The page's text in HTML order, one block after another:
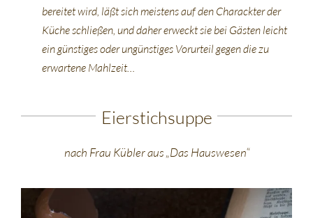
bereitet wird, läßt sich meistens auf den Charackter der
Küche schließen, und daher erweckt sie bei Gästen leicht
ein günstiges oder ungünstiges Vorurteil gegen die zu
erwartene Mahlzeit…
Eierstichsuppe
nach Frau Kübler aus „Das Hauswesen“